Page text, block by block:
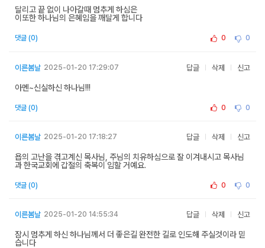
달리고 끝 없이 나아갈때 멈추게 하심은
이또한 하나님의 은혜임을 깨달게 합니다
댓글 (0) 0 0
이른봄날 2025-01-20 17:29:07 답글 삭제 신고
아멘~신실하신 하나님!!!
댓글 (0) 0 0
이른봄날 2025-01-20 17:18:27 답글 삭제 신고
욥의 고난을 겪고계신 목사님, 주님의 치유하심으로 잘 이겨내시고 목사님
과 한국교회에 갑절의 축복이 임할 거예요.
댓글 (0) 0 0
이른봄날 2025-01-20 14:55:34 답글 삭제 신고
잠시 멈추게 하신 하나님께서 더 좋은길 완전한 길로 인도해 주실것이라 믿
습니다